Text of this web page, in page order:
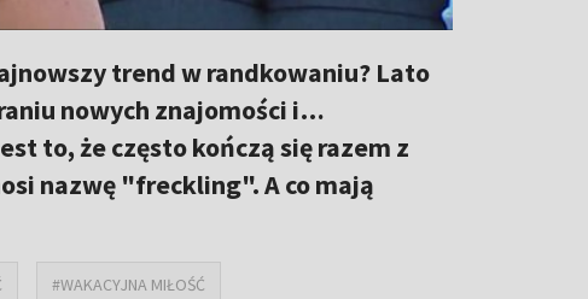
trend w randkowaniu? Lato
nowych znajomości i…
to, że często kończą się razem z
nazwę "freckling". A co mają
#WAKACYJNA MIŁOŚĆ